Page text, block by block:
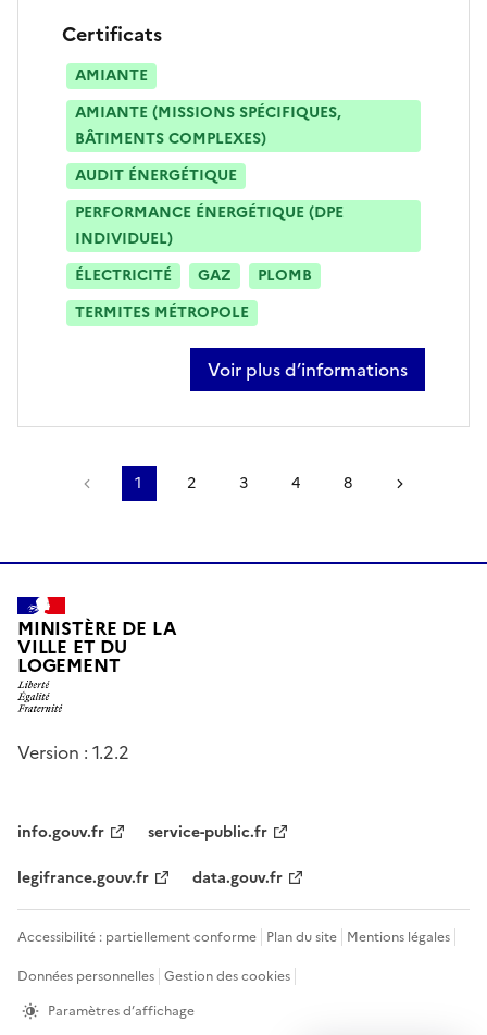
Certificats
AMIANTE
AMIANTE (MISSIONS SPÉCIFIQUES,
BÂTIMENTS COMPLEXES)
AUDIT ÉNERGÉTIQUE
PERFORMANCE ÉNERGÉTIQUE (DPE
INDIVIDUEL)
ÉLECTRICITÉ
GAZ
PLOMB
TERMITES MÉTROPOLE
Voir plus d’informations
sur ludovic legrand
Page précédente
1 2 3 4 8
MINISTÈRE DE LA
VILLE ET DU
LOGEMENT
Version : 1.2.2
info.gouv.fr
service-public.fr
legifrance.gouv.fr
data.gouv.fr
Accessibilité : partiellement conforme Plan du site Mentions légales
Données personnelles Gestion des cookies
Paramètres d’affichage